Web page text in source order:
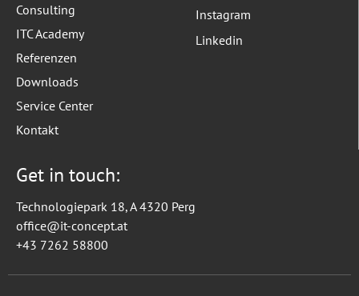
Consulting
ITC Academy
Referenzen
Downloads
Service Center
Kontakt
Instagram
Linkedin
Get in touch:
Technologiepark 18, A 4320 Perg
office@it-concept.at
+43 7262 58800